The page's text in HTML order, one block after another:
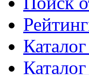
Каталог
Каталог